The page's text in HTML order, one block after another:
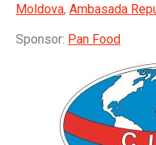
Moldova, Ambasada
Sponsor: Pan Food